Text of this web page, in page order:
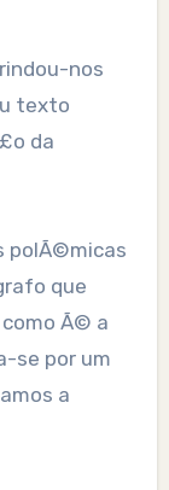
nos
texto
da
polÃ©micas
que
como Ã© a
se por um
a